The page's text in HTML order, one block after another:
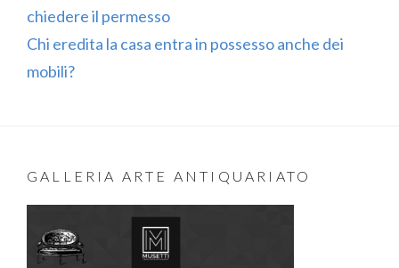
chiedere il permesso
Chi eredita la casa entra in possesso anche dei
mobili?
GALLERIA ARTE ANTIQUARIATO